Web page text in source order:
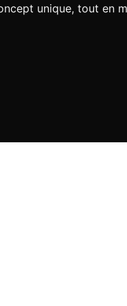
unique, tout en